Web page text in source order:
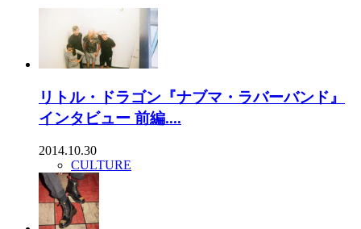
リトル・ドラゴン『ナブマ・ラバーバンド』
インタビュー 前編....
2014.10.30
CULTURE